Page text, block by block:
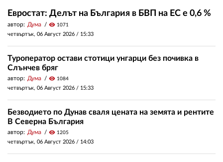
Евростат: Делът на България в БВП на ЕС е 0,6 %
автор: Дума visibility 1071
четвъртък, 06 Август 2026 / 15:33
Туроператор остави стотици унгарци без почивка в
Слънчев бряг
автор: Дума visibility 1084
четвъртък, 06 Август 2026 / 15:33
Безводието по Дунав сваля цената на земята и рентите
В Северна България
автор: Дума visibility 1205
четвъртък, 06 Август 2026 / 14:03